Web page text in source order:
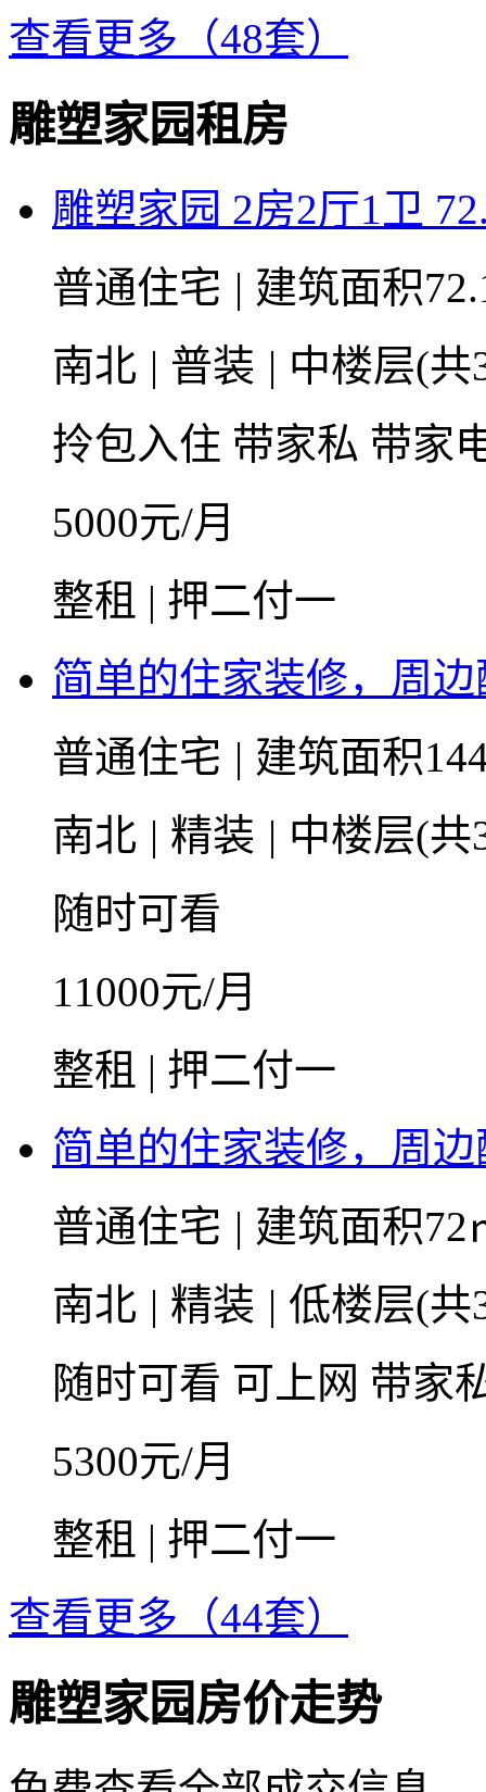
查看更多（48套）
雕塑家园租房
雕塑家园 2房2厅1卫
普通住宅 | 建筑面积
南北 | 普装 | 中楼层(
拎包入住 带家私 带家
5000元/月
整租 | 押二付一
简单的住家装修，周
普通住宅 | 建筑面积
南北 | 精装 | 中楼层(
随时可看
11000元/月
整租 | 押二付一
简单的住家装修，周
普通住宅 | 建筑面积
南北 | 精装 | 低楼层(
随时可看 可上网 带家
5300元/月
整租 | 押二付一
查看更多（44套）
雕塑家园房价走势